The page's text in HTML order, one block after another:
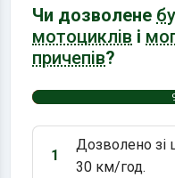
Чи дозволене
мотоциклів і
причепів?
Варіант 1:
1
Дозволено зі
30 км/год.